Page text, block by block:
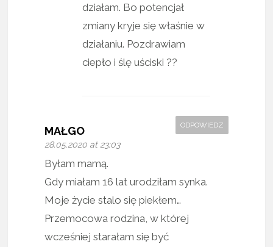
działam. Bo potencjał
zmiany kryje się właśnie w
działaniu. Pozdrawiam
ciepło i ślę uściski ??
MAŁGO
28.05.2020 at 23:03
ODPOWIEDZ
Byłam mamą.
Gdy miałam 16 lat urodziłam synka.
Moje życie stalo się piekłem…
Przemocowa rodzina, w której
wcześniej starałam się być